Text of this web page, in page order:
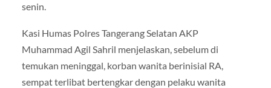
senin.
Kasi Humas Polres Tangerang Selatan AKP
Muhammad Agil Sahril menjelaskan, sebelum di
temukan meninggal, korban wanita berinisial RA,
sempat terlibat bertengkar dengan pelaku wanita